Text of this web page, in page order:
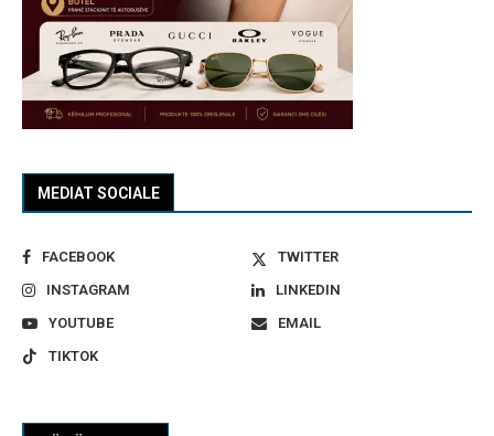
MEDIAT SOCIALE
FACEBOOK
TWITTER
INSTAGRAM
LINKEDIN
YOUTUBE
EMAIL
TIKTOK